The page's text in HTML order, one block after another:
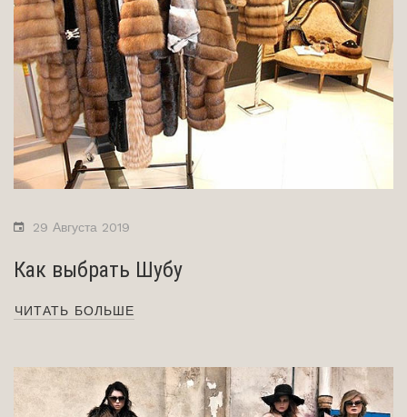
29 Августа 2019
Как выбрать Шубу
ЧИТАТЬ БОЛЬШЕ